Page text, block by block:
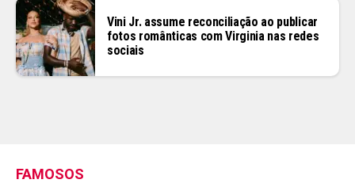
Vini Jr. assume reconciliação ao publicar
fotos românticas com Virginia nas redes
sociais
FAMOSOS